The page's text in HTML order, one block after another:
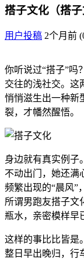
搭子文化（搭子
用户投稿 2个月前
你听说过“搭子”吗
交往的浅社交。这
悄悄滋生出一种新
裂，才幡然醒悟。
身边就有真实例子
不动出门，她还满
频繁出现的“晨风”
所谓男跑友搭子文
瓶水，亲密模样早
这样的事比比皆是
整日早出晚归，行